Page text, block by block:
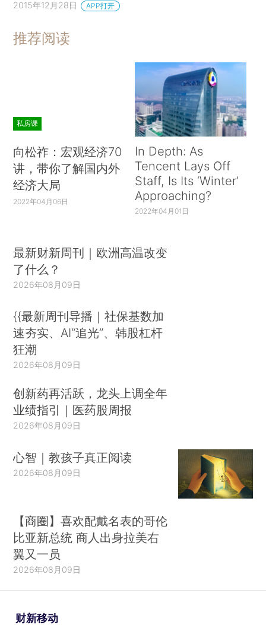
2015年12月28日 APP打开
推荐阅读
私房课
向松祚：宏观经济70
讲，带你了解国内外
经济大局
2022年04月06日
In Depth: As
Tencent Lays Off
Staff, Is Its ‘Winter’
Approaching?
2022年04月01日
最新财新周刊｜欧洲高温改变
了什么？
2026年08月09日
{{最新周刊导播｜社保基数加
速夯实、AI“追光”、韩股杠杆
狂潮
2026年08月09日
创新药再活跃，龙头上调全年
业绩指引｜医药股周报
2026年08月09日
心智｜教孩子真正阅读
2026年08月09日
【商圈】喜欢配戴名表的哥伦
比亚新总统 商人出身拉美右
翼又一员
2026年08月09日
财新移动